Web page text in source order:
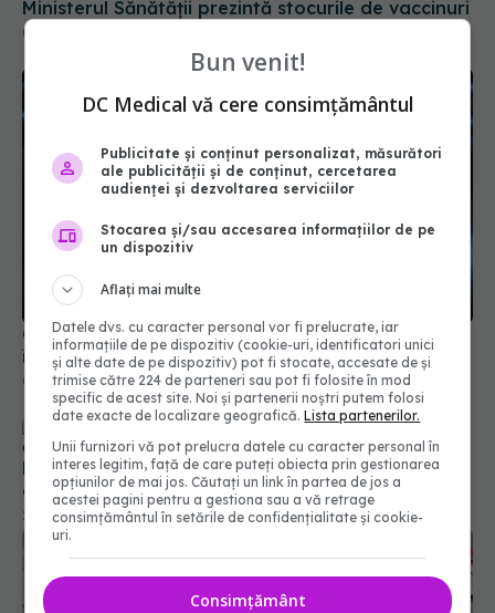
Comisia Europeană a aprobat vaccinul Pfizer
împotriva RSV
01 apr 2025, 16:25
EMA aprobă două vaccinuri noi împotriva febrei
catarale ovine sau boala limbii albastre
20 ian 2025, 18:47
Bun venit!
DC Medical vă cere consimțământul
Publicitate și conținut personalizat, măsurători
ale publicității și de conținut, cercetarea
audienței și dezvoltarea serviciilor
Stocarea și/sau accesarea informațiilor de pe
un dispozitiv
Aflați mai multe
Datele dvs. cu caracter personal vor fi prelucrate, iar
informațiile de pe dispozitiv (cookie-uri, identificatori unici
și alte date de pe dispozitiv) pot fi stocate, accesate de și
trimise către 224 de parteneri sau pot fi folosite în mod
specific de acest site. Noi și partenerii noștri putem folosi
date exacte de localizare geografică.Lista partenerilor.
Unii furnizori vă pot prelucra datele cu caracter personal în
interes legitim, față de care puteți obiecta prin gestionarea
opțiunilor de mai jos. Căutați un link în partea de jos a
acestei pagini pentru a gestiona sau a vă retrage
consimțământul în setările de confidențialitate și cookie-
uri.
Consimțământ